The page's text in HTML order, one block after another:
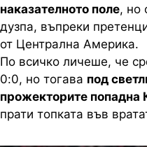
наказателното поле, но
дузпа, въпреки
от Централна Америка.
По всичко личеше, че
0:0, но тогава под
прожекторите попадна
прати топката във